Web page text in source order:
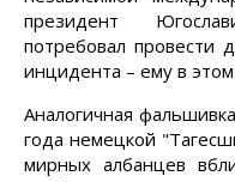
президент
потребовал провести
инцидента – ему в
Аналогичная
года немецкой
мирных албанцев